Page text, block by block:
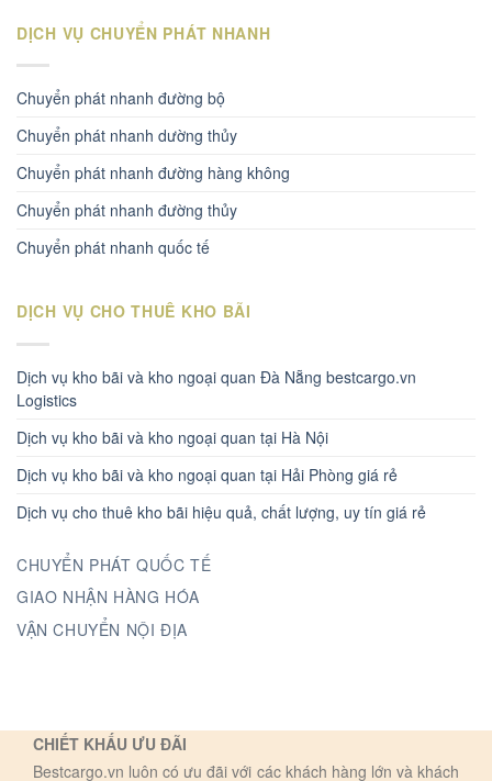
DỊCH VỤ CHUYỂN PHÁT NHANH
Chuyển phát nhanh đường bộ
Chuyển phát nhanh dường thủy
Chuyển phát nhanh đường hàng không
Chuyển phát nhanh đường thủy
Chuyển phát nhanh quốc tế
DỊCH VỤ CHO THUÊ KHO BÃI
Dịch vụ kho bãi và kho ngoại quan Đà Nẵng bestcargo.vn
Logistics
Dịch vụ kho bãi và kho ngoại quan tại Hà Nội
Dịch vụ kho bãi và kho ngoại quan tại Hải Phòng giá rẻ
Dịch vụ cho thuê kho bãi hiệu quả, chất lượng, uy tín giá rẻ
CHUYỂN PHÁT QUỐC TẾ
GIAO NHẬN HÀNG HÓA
VẬN CHUYỂN NỘI ĐỊA
CHIẾT KHẤU ƯU ĐÃI
Bestcargo.vn luôn có ưu đãi với các khách hàng lớn và khách